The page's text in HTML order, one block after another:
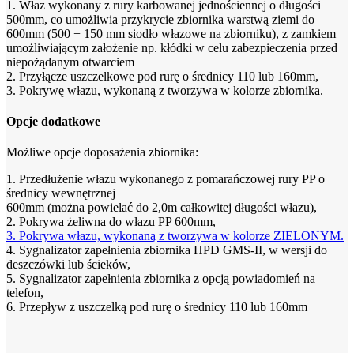
1. Właz wykonany z rury karbowanej jednościennej o długości
500mm, co umożliwia przykrycie zbiornika warstwą ziemi do
600mm (500 + 150 mm siodło włazowe na zbiorniku), z zamkiem
umożliwiającym założenie np. kłódki w celu zabezpieczenia przed
niepożądanym otwarciem
2. Przyłącze uszczelkowe pod rurę o średnicy 110 lub 160mm,
3. Pokrywę włazu, wykonaną z tworzywa w kolorze zbiornika.
Opcje dodatkowe
Możliwe opcje doposażenia zbiornika:
1. Przedłużenie włazu wykonanego z pomarańczowej rury PP o
średnicy wewnętrznej
600mm (można powielać do 2,0m całkowitej długości włazu),
2. Pokrywa żeliwna do włazu PP 600mm,
3. Pokrywa włazu, wykonaną z tworzywa w kolorze ZIELONYM.
4. Sygnalizator zapełnienia zbiornika HPD GMS-II, w wersji do
deszczówki lub ścieków,
5. Sygnalizator zapełnienia zbiornika z opcją powiadomień na
telefon,
6. Przepływ z uszczelką pod rurę o średnicy 110 lub 160mm